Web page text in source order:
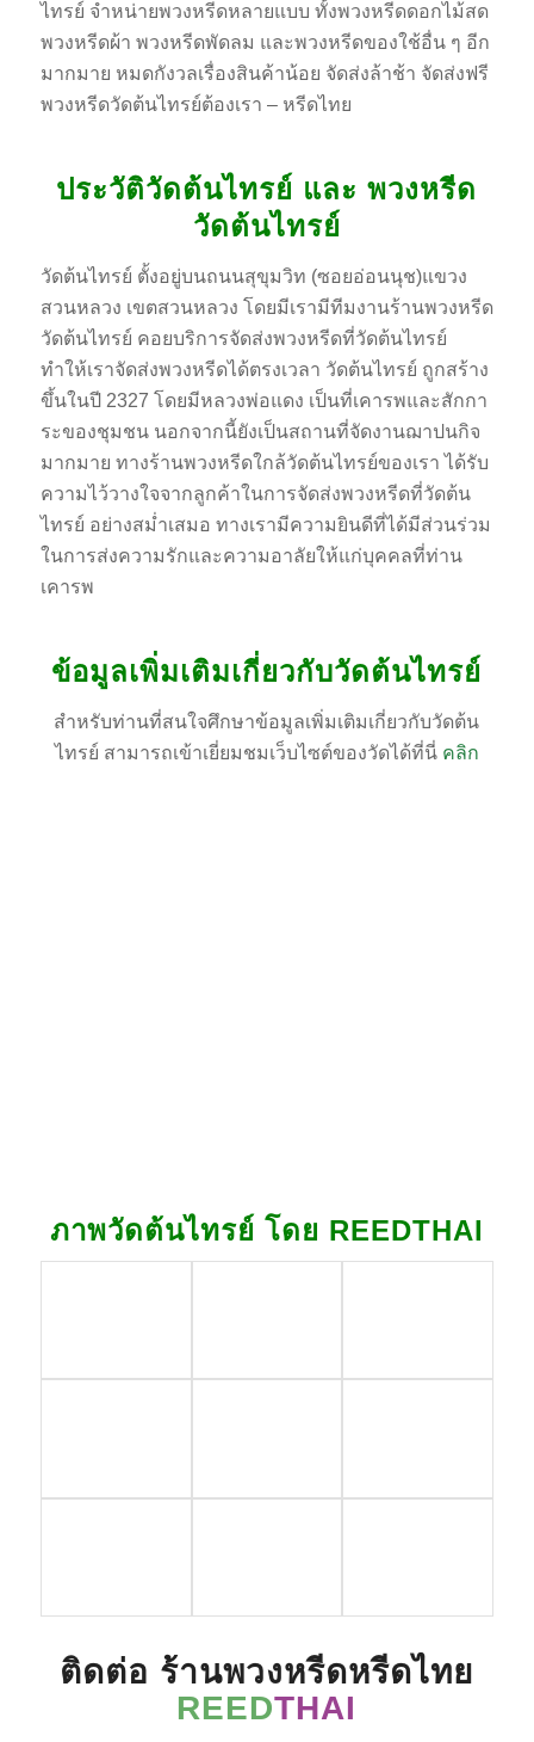
ไทรย์ จำหน่ายพวงหรีดหลายแบบ ทั้งพวงหรีดดอกไม้สด
พวงหรีดผ้า พวงหรีดพัดลม และพวงหรีดของใช้อื่น ๆ อีก
มากมาย หมดกังวลเรื่องสินค้าน้อย จัดส่งล้าช้า จัดส่งฟรี
พวงหรีดวัดต้นไทรย์ต้องเรา – หรีดไทย
ประวัติวัดต้นไทรย์ และ พวงหรีด
วัดต้นไทรย์
วัดต้นไทรย์ ตั้งอยู่บนถนนสุขุมวิท (ซอยอ่อนนุช)แขวง
สวนหลวง เขตสวนหลวง โดยมีเรามีทีมงานร้านพวงหรีด
วัดต้นไทรย์ คอยบริการจัดส่งพวงหรีดที่วัดต้นไทรย์
ทำให้เราจัดส่งพวงหรีดได้ตรงเวลา วัดต้นไทรย์ ถูกสร้าง
ขึ้นในปี 2327 โดยมีหลวงพ่อแดง เป็นที่เคารพและสักกา
ระของชุมชน นอกจากนี้ยังเป็นสถานที่จัดงานฌาปนกิจ
มากมาย ทางร้านพวงหรีดใกล้วัดต้นไทรย์ของเรา ได้รับ
ความไว้วางใจจากลูกค้าในการจัดส่งพวงหรีดที่วัดต้น
ไทรย์ อย่างสม่ำเสมอ ทางเรามีความยินดีที่ได้มีส่วนร่วม
ในการส่งความรักและความอาลัยให้แก่บุคคลที่ท่าน
เคารพ
ข้อมูลเพิ่มเติมเกี่ยวกับวัดต้นไทรย์
สำหรับท่านที่สนใจศึกษาข้อมูลเพิ่มเติมเกี่ยวกับวัดต้น
ไทรย์ สามารถเข้าเยี่ยมชมเว็บไซต์ของวัดได้ที่นี่ คลิก
ภาพวัดต้นไทรย์ โดย REEDTHAI
ติดต่อ ร้านพวงหรีดหรีดไทย
REEDTHAI